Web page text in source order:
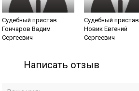
Судебный пристав
Гончаров Вадим
Сергеевич
Судебный пристав
Новик Евгений
Сергеевич
Написать отзыв